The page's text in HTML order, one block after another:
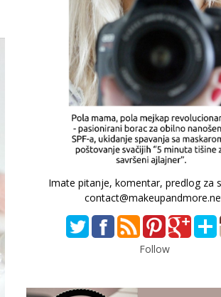
Imate pitanje, komentar, predlog za
Follow